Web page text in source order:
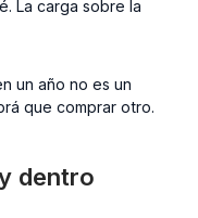
La carga sobre la
un año no es un
que comprar otro.
dentro